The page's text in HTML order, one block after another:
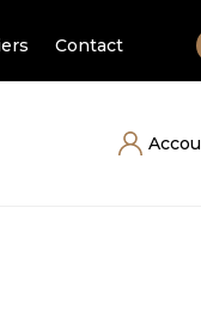
Contact